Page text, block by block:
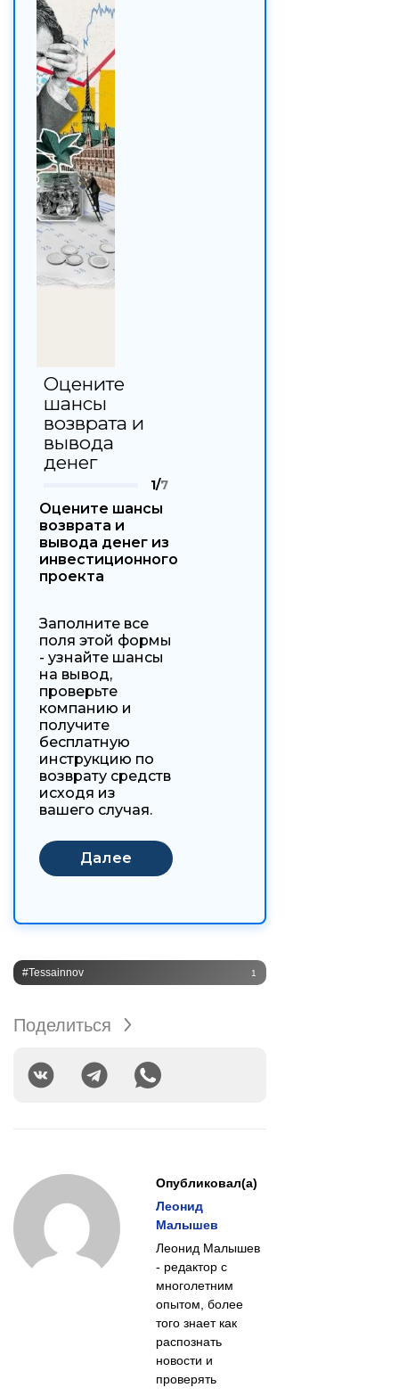
Оцените
шансы
возврата и
вывода
денег
1/7
Оцените шансы
возврата и
вывода денег из
инвестиционного
проекта
Заполните все
поля этой формы
- узнайте шансы
на вывод,
проверьте
компанию и
получите
бесплатную
инструкцию по
возврату средств
исходя из
вашего случая.
#Tessainnov 1
Поделиться
Опубликовал(а)
Леонид
Малышев
Леонид Малышев
- редактор с
многолетним
опытом, более
того знает как
распознать
новости и
проверять